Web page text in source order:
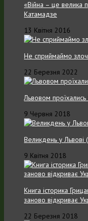
«Війна – це велика
Катамадзе
13 Квітня 2016
Не сприймаймо
22 Березня 2022
Львовом
9 Червня 2018
Великдень у
9 Квітня 2018
Книга історика
заново відкриває
22 Березня 2018